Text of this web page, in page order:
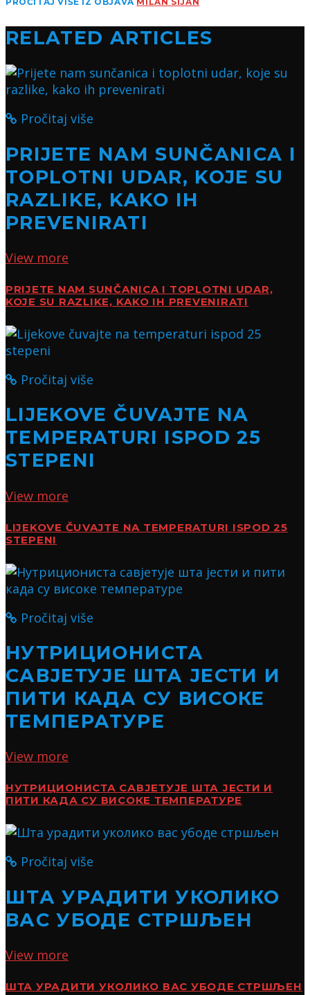
RELATED ARTICLES
Pročitaj više
PRIJETE NAM SUNČANICA I
TOPLOTNI UDAR, KOJE SU
RAZLIKE, KAKO IH
PREVENIRATI
View more
PRIJETE NAM SUNČANICA I TOPLOTNI UDAR,
KOJE SU RAZLIKE, KAKO IH PREVENIRATI
Pročitaj više
LIJEKOVE ČUVAJTE NA
TEMPERATURI ISPOD 25
STEPENI
View more
LIJEKOVE ČUVAJTE NA TEMPERATURI ISPOD 25
STEPENI
Pročitaj više
НУТРИЦИОНИСТА
САВЈЕТУЈЕ ШТА ЈЕСТИ И
ПИТИ КАДА СУ ВИСОКЕ
ТЕМПЕРАТУРЕ
View more
НУТРИЦИОНИСТА САВЈЕТУЈЕ ШТА ЈЕСТИ И
ПИТИ КАДА СУ ВИСОКЕ ТЕМПЕРАТУРЕ
Pročitaj više
ШТА УРАДИТИ УКОЛИКО
ВАС УБОДЕ СТРШЉЕН
View more
ШТА УРАДИТИ УКОЛИКО ВАС УБОДЕ СТРШЉЕН